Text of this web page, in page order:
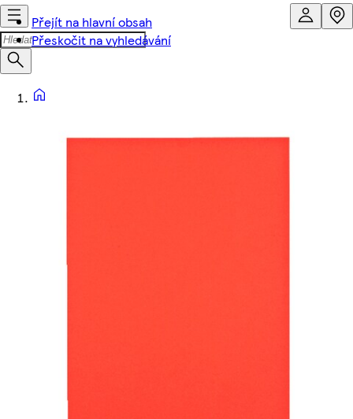
Přejít na hlavní obsah
Přeskočit na vyhledávání